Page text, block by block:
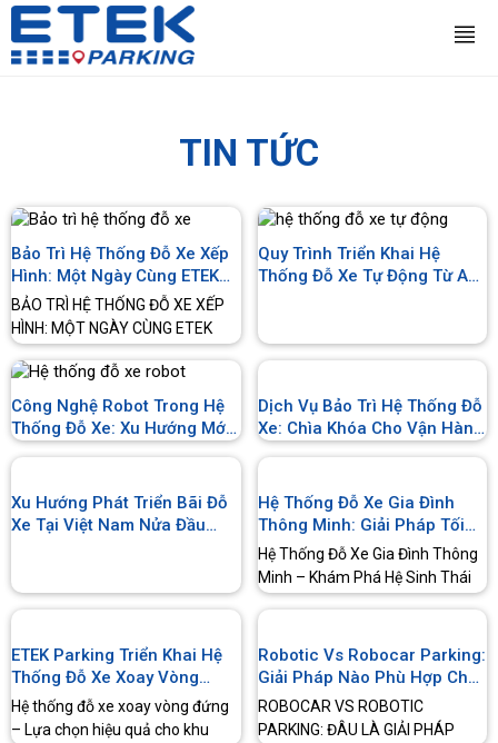
TIN TỨC
Bảo Trì Hệ Thống Đỗ Xe Xếp
Hình: Một Ngày Cùng ETEK
Parking Tại Symphony
Riverside
BẢO TRÌ HỆ THỐNG ĐỖ XE XẾP
HÌNH: MỘT NGÀY CÙNG ETEK
PARKING Một hệ thống đỗ xe xếp
hình muốn vận hành ổn định cần
được chăm sóc thường xuyên. Vì
vậy, bảo trì hệ thống đỗ xe không
chỉ diễn ra khi thiết bị phát sinh
sự cố. Với ETEK Parking, việc
kiểm tra và vệ sinh được…
Quy Trình Triển Khai Hệ
Thống Đỗ Xe Tự Động Từ A–
Công Nghệ Robot Trong Hệ
Thống Đỗ Xe: Xu Hướng Mới
Của Đô Thị Hiện Đại
Dịch Vụ Bảo Trì Hệ Thống Đỗ
Xe: Chìa Khóa Cho Vận Hành
An Toàn & Bền Vững
Xu Hướng Phát Triển Bãi Đỗ
Xe Tại Việt Nam Nửa Đầu
Hệ Thống Đỗ Xe Gia Đình
Thông Minh: Giải Pháp Tối
Ưu Cho Mọi Không Gian
Hệ Thống Đỗ Xe Gia Đình Thông
Minh – Khám Phá Hệ Sinh Thái
ETEK Parking Không phải ngôi
ETEK Parking Triển Khai Hệ
Thống Đỗ Xe Xoay Vòng
Đứng Tại KCN An Hạ
Hệ thống đỗ xe xoay vòng đứng
– Lựa chọn hiệu quả cho khu
Robotic Vs Robocar Parking:
Giải Pháp Nào Phù Hợp Cho
Dự Án Của Bạn?
ROBOCAR VS ROBOTIC
PARKING: ĐÂU LÀ GIẢI PHÁP